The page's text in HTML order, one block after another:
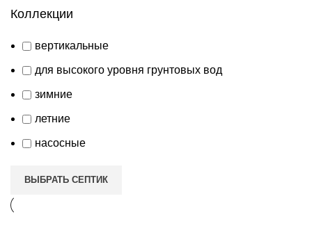
Коллекции
вертикальные
для высокого уровня грунтовых вод
зимние
летние
насосные
ВЫБРАТЬ СЕПТИК